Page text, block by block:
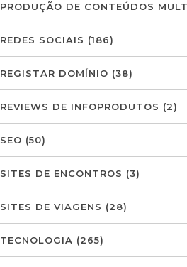
PRODUÇÃO DE CONTEÚDOS
REDES SOCIAIS (186)
REGISTAR DOMÍNIO (38)
REVIEWS DE INFOPRODUTOS (2)
SEO (50)
SITES DE ENCONTROS (3)
SITES DE VIAGENS (28)
TECNOLOGIA (265)